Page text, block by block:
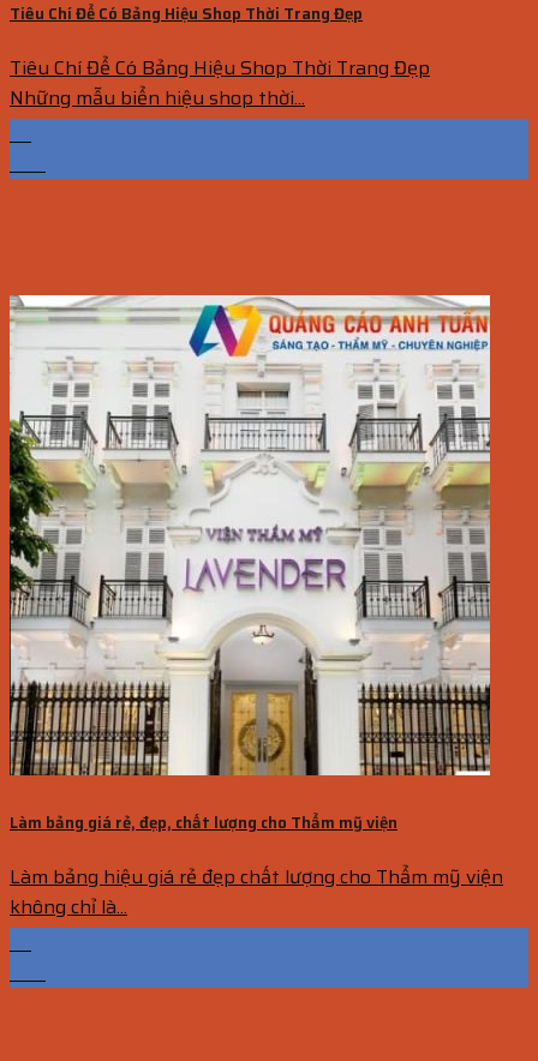
Tiêu Chí Để Có Bảng Hiệu Shop Thời Trang Đẹp
Tiêu Chí Để Có Bảng Hiệu Shop Thời Trang Đẹp
Những mẫu biển hiệu shop thời...
22
Th6
Làm bảng giá rẻ, đẹp, chất lượng cho Thẩm mỹ viện
Làm bảng hiệu giá rẻ đẹp chất lượng cho Thẩm mỹ viện
không chỉ là...